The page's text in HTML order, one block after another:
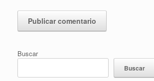
Buscar
Buscar